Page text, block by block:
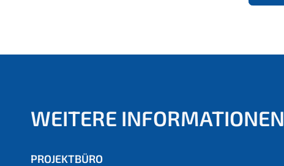
WEITERE INFORMATIONEN
PROJEKTBÜRO